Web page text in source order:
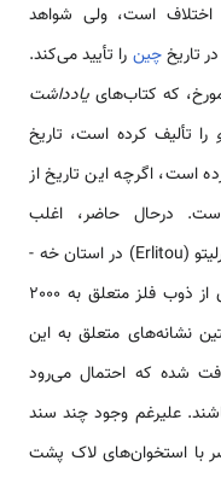
است، ولی شواهد
تاریخچین را تأیید می‌کند.
یادداشت­‌
را تألیف کرده است، تاریخ
ثبت کرده است، اگرچه این تاریخ از
درحال حاضر، اغلب
باستان‌شناسان، سلسله شیا را با کشفیات اِرلیتو (Erlitou) در استان خه ­
نان مرکزی مرتبط می‌دانند، که در آن­جا آثاری از ذوب فلز متعلق به 2000
نشانه‌های متعلق به این
شده که احتمال می‌رود
علی­رغم وجود چند سند
با استخوان­‌های لاک پشت